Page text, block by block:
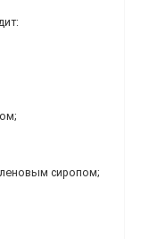
сиропом;